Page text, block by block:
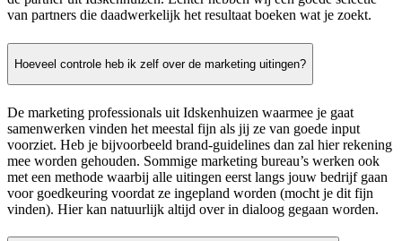
van partners die daadwerkelijk het resultaat boeken wat je zoekt.
Hoeveel controle heb ik zelf over de marketing uitingen?
De marketing professionals uit Idskenhuizen waarmee je gaat
samenwerken vinden het meestal fijn als jij ze van goede input
voorziet. Heb je bijvoorbeeld brand-guidelines dan zal hier rekening
mee worden gehouden. Sommige marketing bureau’s werken ook
met een methode waarbij alle uitingen eerst langs jouw bedrijf gaan
voor goedkeuring voordat ze ingepland worden (mocht je dit fijn
vinden). Hier kan natuurlijk altijd over in dialoog gegaan worden.